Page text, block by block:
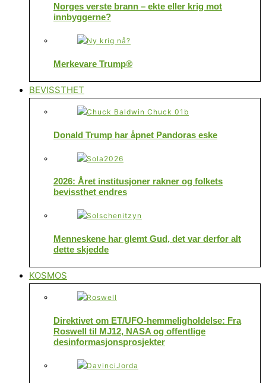
Norges verste brann – ekte eller krig mot
innbyggerne?
Merkevare Trump®
BEVISSTHET
Donald Trump har åpnet Pandoras eske
2026: Året institusjoner rakner og folkets
bevissthet endres
Menneskene har glemt Gud, det var derfor alt
dette skjedde
KOSMOS
Direktivet om ET/UFO-hemmeligholdelse: Fra
Roswell til MJ12, NASA og offentlige
desinformasjonsprosjekter